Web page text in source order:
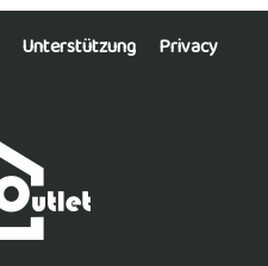
Unterstützung Privacy